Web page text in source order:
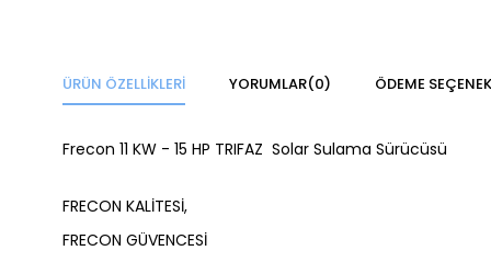
ÜRÜN ÖZELLIKLERI YORUMLAR(0) ÖDEME
Frecon 11 KW - 15 HP TRIFAZ Solar Sulama Sürücüsü
FRECON KALİTESİ,
FRECON GÜVENCESİ